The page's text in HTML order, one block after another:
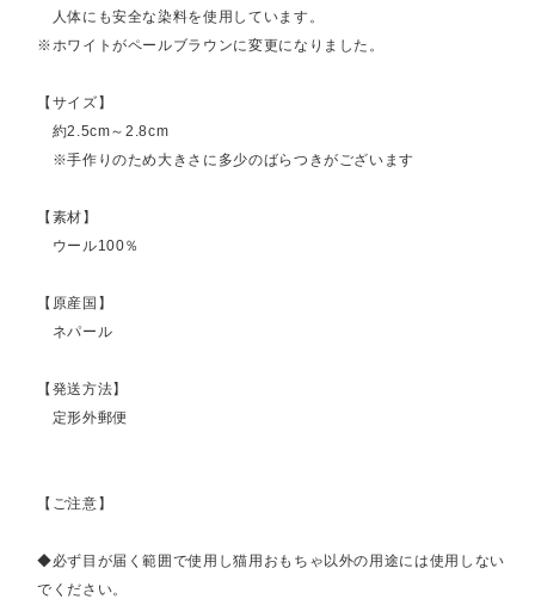
人体にも安全な染料を使用しています。
※ホワイトがペールブラウンに変更になりました。
【サイズ】
約2.5cm～2.8cm
※手作りのため大きさに多少のばらつきがございます
【素材】
ウール100％
【原産国】
ネパール
【発送方法】
定形外郵便
【ご注意】
◆必ず目が届く範囲で使用し猫用おもちゃ以外の用途には使用しない
でください。